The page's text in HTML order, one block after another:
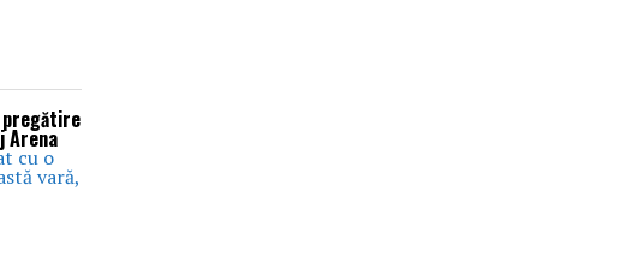
pregătire
Arena
cu o
vară,